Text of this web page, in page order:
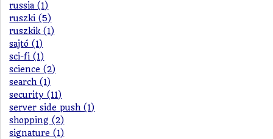
russia (1)
ruszki (5)
ruszkik (1)
sajtó (1)
sci-fi (1)
science (2)
search (1)
security (11)
server side push (1)
shopping (2)
signature (1)